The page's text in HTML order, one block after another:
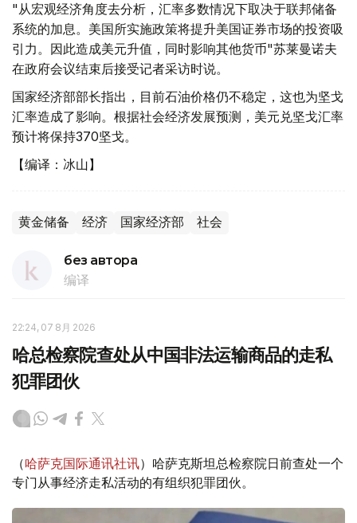
"从宏观经济角度去分析，汇率多数情况下取决于联邦储备
系统的加息。美国所实施政策将提升美国证券市场的投资吸
引力。因此造成美元升值，同时影响其他货币"苏莱曼诺夫
在政府会议结束后接受记者采访时说。
国家经济部部长指出，目前石油价格仍不稳定，这也为坚戈
汇率造成了影响。根据社会经济发展预测，美元兑坚戈汇率
预计将保持370坚戈。
【编译：冰山】
黄金储备 经济 国家经济部 社会
без автора
编译
22:24, 07 8月 2026
哈总检察院查处从中国非法运输商品的走私
犯罪团伙
（哈萨克国际通讯社讯）哈萨克斯坦总检察院日前查处一个
专门从事经济走私活动的有组织犯罪团伙。